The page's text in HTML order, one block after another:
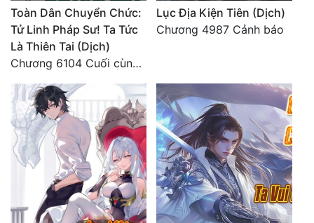
Toàn Dân Chuyển Chức:
Tử Linh Pháp Sư! Ta Tức
Là Thiên Tai (Dịch)
Chương 6104 Cuối cùng (HẾT)
Lục Địa Kiện Tiên (Dịch)
Chương 4987 Cảnh báo